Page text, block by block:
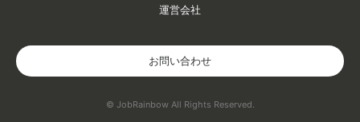
運営会社
お問い合わせ
© JobRainbow All Rights Reserved.